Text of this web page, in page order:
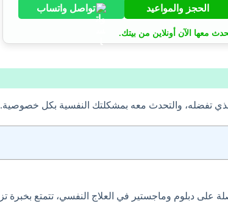
الحجز والمواعيد تواصل واتساب
معها الآن أونلاين من بيتك.
تفضله، والتحدث معه بمشكلتك النفسية بكل خصوصية.